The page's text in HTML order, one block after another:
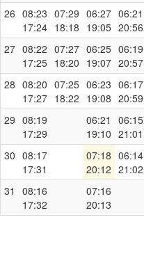
26 08:23
17:24
07:29
18:18
06:27
19:05
06:21
20:56
27 08:22
17:25
07:27
18:20
06:25
19:07
06:19
20:57
28 08:20
17:27
07:25
18:22
06:23
19:08
06:17
20:59
29 08:19
17:29
06:21
19:10
06:15
21:01
30 08:17
17:31
07:18
20:12
06:14
21:02
31
08:16
17:32
07:16
20:13